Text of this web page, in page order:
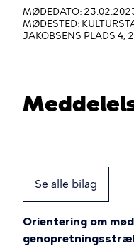
er
her
MØDEDATO:
MØDESTED:
JAKOBSENS PLADS 4,
Se alle bilag
Orientering om